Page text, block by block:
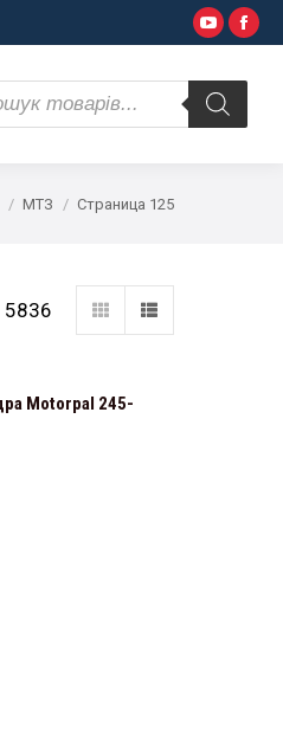
МТЗ Страница 125
5836
Motorpal 245-